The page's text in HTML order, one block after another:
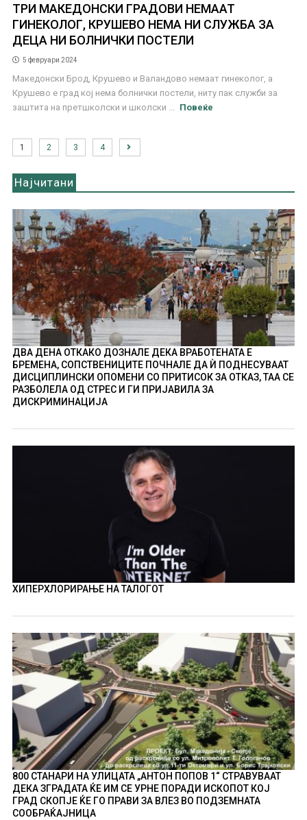
ТРИ МАКЕДОНСКИ ГРАДОВИ НЕМААТ
ГИНЕКОЛОГ, КРУШЕВО НЕМА НИ СЛУЖБА ЗА
ДЕЦА НИ БОЛНИЧКИ ПОСТЕЛИ
5 февруари 2024
Македонски Брод, Крушево и Валандово немаат гинеколог, а
Крушево е град кој нема болнички постели, ниту пак служби за
заштита на претшколски и школски ...
Повеќе
1 2 3 4
Најчитани
ДВА ДЕНА ОТКАКО ДОЗНАЛЕ ДЕКА ВРАБОТЕНАТА Е
БРЕМЕНА, СОПСТВЕНИЦИТЕ ПОЧНАЛЕ ДА Ѝ ПОДНЕСУВААТ
ДИСЦИПЛИНСКИ ОПОМЕНИ СО ПРИТИСОК ЗА ОТКАЗ, ТАА СЕ
РАЗБОЛЕЛА ОД СТРЕС И ГИ ПРИЈАВИЛА ЗА
ДИСКРИМИНАЦИЈА
ХИПЕРХЛОРИРАЊЕ НА ТАЛОГОТ
800 СТАНАРИ НА УЛИЦАТА „АНТОН ПОПОВ 1“ СТРАВУВААТ
ДЕКА ЗГРАДАТА ЌЕ ИМ СЕ УРНЕ ПОРАДИ ИСКОПОТ КОЈ
ГРАД СКОПЈЕ ЌЕ ГО ПРАВИ ЗА ВЛЕЗ ВО ПОДЗЕМНАТА
СООБРАЌАЈНИЦА